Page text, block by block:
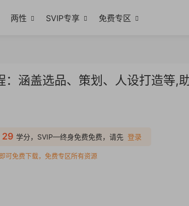
两性 SVIP专享 免费专区
：涵盖选品、策划、人设打造等,
29 学分，SVIP—终身免费免费，请先 登录
可免费下载，免费专区所有资源